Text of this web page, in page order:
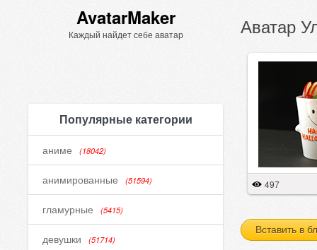
AvatarMaker
Каждый найдет себе аватар
Популярные категории
аниме (18042)
анимированные (51594)
гламурные (5415)
девушки (51714)
Аватар
497
Вставить в